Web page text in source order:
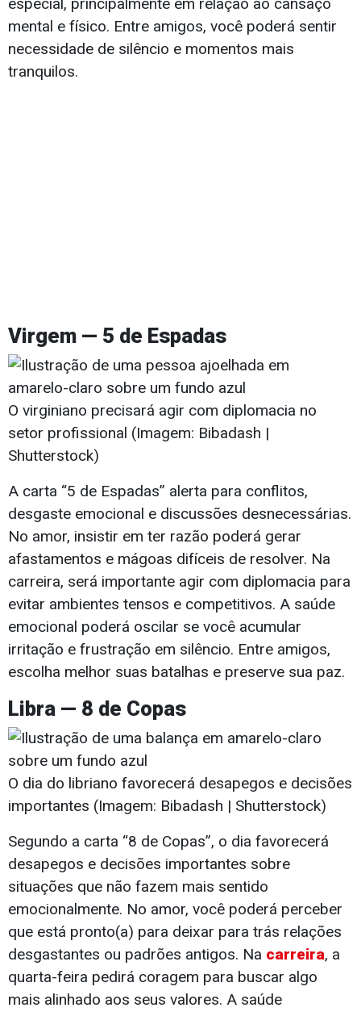
especial, principalmente em relação ao cansaço
mental e físico. Entre amigos, você poderá sentir
necessidade de silêncio e momentos mais
tranquilos.
Virgem — 5 de Espadas
O virginiano precisará agir com diplomacia no
setor profissional (Imagem: Bibadash |
Shutterstock)
A carta “5 de Espadas” alerta para conflitos,
desgaste emocional e discussões desnecessárias.
No amor, insistir em ter razão poderá gerar
afastamentos e mágoas difíceis de resolver. Na
carreira, será importante agir com diplomacia para
evitar ambientes tensos e competitivos. A saúde
emocional poderá oscilar se você acumular
irritação e frustração em silêncio. Entre amigos,
escolha melhor suas batalhas e preserve sua paz.
Libra — 8 de Copas
O dia do libriano favorecerá desapegos e decisões
importantes (Imagem: Bibadash | Shutterstock)
Segundo a carta “8 de Copas”, o dia favorecerá
desapegos e decisões importantes sobre
situações que não fazem mais sentido
emocionalmente. No amor, você poderá perceber
que está pronto(a) para deixar para trás relações
desgastantes ou padrões antigos. Na carreira, a
quarta-feira pedirá coragem para buscar algo
mais alinhado aos seus valores. A saúde